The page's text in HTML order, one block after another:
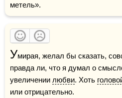
метель».
Умирая, желал бы сказать,
правда ли, что я думал о
увеличении любви. Хоть
или отрицательно.